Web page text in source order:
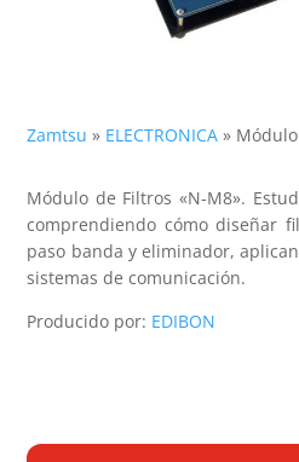
Zamtsu » ELECTRONICA »
Módulo de Filtros «N-M8».
comprendiendo cómo diseñar
paso banda y eliminador,
sistemas de comunicación.
Producido por: EDIBON